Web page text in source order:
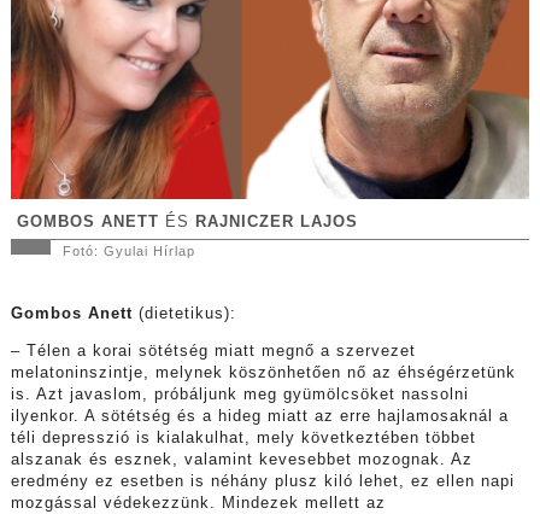
GOMBOS ANETT ÉS RAJNICZER LAJOS
Fotó: Gyulai Hírlap
Gombos Anett(dietetikus):
– Télen a korai sötétség miatt megnő a szervezet
melatoninszintje, melynek köszönhetően nő az éhségérzetünk
is. Azt javaslom, próbáljunk meg gyümölcsöket nassolni
ilyenkor. A sötétség és a hideg miatt az erre hajlamosaknál a
téli depresszió is kialakulhat, mely következtében többet
alszanak és esznek, valamint kevesebbet mozognak. Az
eredmény ez esetben is néhány plusz kiló lehet, ez ellen napi
mozgással védekezzünk. Mindezek mellett az